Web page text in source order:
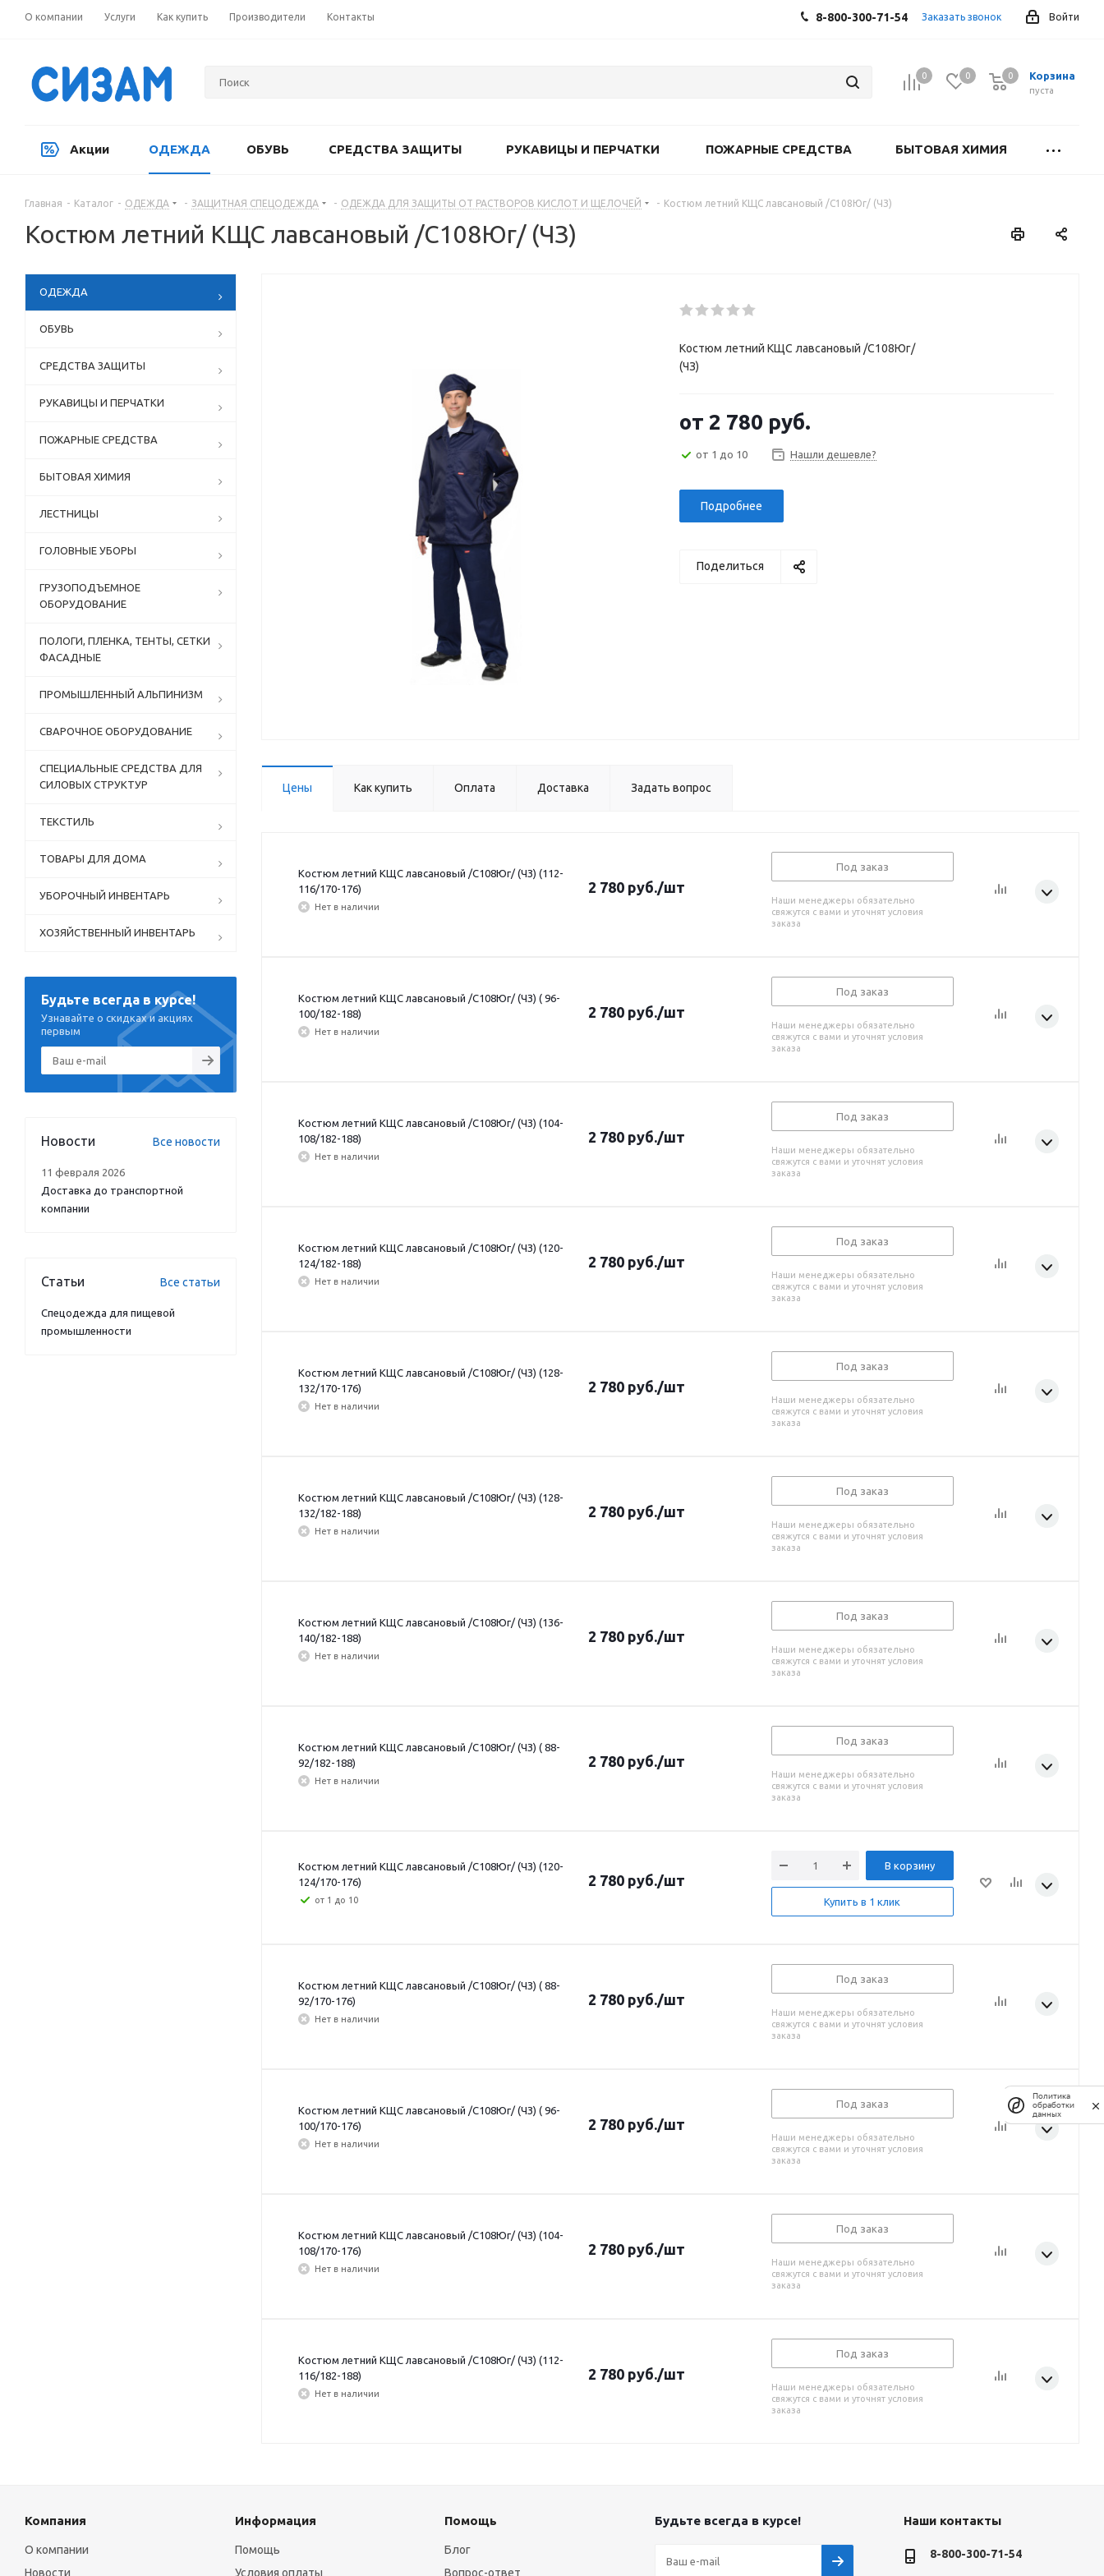
О компании Услуги Как купить Производители Контакты Войти
8-800-300-71-54 Заказать звонок
0 0 Корзина
0
пуста
0
Акции ОДЕЖДА ОБУВЬ СРЕДСТВА ЗАЩИТЫ РУКАВИЦЫ И ПЕРЧАТКИ ПОЖАРНЫЕ СРЕДСТВА БЫТОВАЯ ХИМИЯ
Главная - Каталог - ОДЕЖДА - ЗАЩИТНАЯ СПЕЦОДЕЖДА - ОДЕЖДА ДЛЯ ЗАЩИТЫ ОТ РАСТВОРОВ КИСЛОТ И ЩЕЛОЧЕЙ - Костюм летний КЩС лавсановый /С108Юг/ (ЧЗ)
Костюм летний КЩС лавсановый /С108Юг/ (ЧЗ)
Костюм летний КЩС лавсановый /С108Юг/
(ЧЗ)
от 2 780 руб.
от 1 до 10 Нашли дешевле?
Подробнее
Поделиться
Цены Как купить Оплата Доставка Задать вопрос
Костюм летний КЩС лавсановый /С108Юг/ (ЧЗ) (112-
116/170-176)
Нет в наличии
2 780 руб./шт
Под заказ
Наши менеджеры обязательно
свяжутся с вами и уточнят условия
заказа
Костюм летний КЩС лавсановый /С108Юг/ (ЧЗ) ( 96-
100/182-188)
Нет в наличии
2 780 руб./шт
Под заказ
Наши менеджеры обязательно
свяжутся с вами и уточнят условия
заказа
Костюм летний КЩС лавсановый /С108Юг/ (ЧЗ) (104-
108/182-188)
Нет в наличии
2 780 руб./шт
Под заказ
Наши менеджеры обязательно
свяжутся с вами и уточнят условия
заказа
Костюм летний КЩС лавсановый /С108Юг/ (ЧЗ) (120-
124/182-188)
Нет в наличии
2 780 руб./шт
Под заказ
Наши менеджеры обязательно
свяжутся с вами и уточнят условия
заказа
Костюм летний КЩС лавсановый /С108Юг/ (ЧЗ) (128-
132/170-176)
Нет в наличии
2 780 руб./шт
Под заказ
Наши менеджеры обязательно
свяжутся с вами и уточнят условия
заказа
Костюм летний КЩС лавсановый /С108Юг/ (ЧЗ) (128-
132/182-188)
Нет в наличии
2 780 руб./шт
Под заказ
Наши менеджеры обязательно
свяжутся с вами и уточнят условия
заказа
Костюм летний КЩС лавсановый /С108Юг/ (ЧЗ) (136-
140/182-188)
Нет в наличии
2 780 руб./шт
Под заказ
Наши менеджеры обязательно
свяжутся с вами и уточнят условия
заказа
Костюм летний КЩС лавсановый /С108Юг/ (ЧЗ) ( 88-
92/182-188)
Нет в наличии
2 780 руб./шт
Под заказ
Наши менеджеры обязательно
свяжутся с вами и уточнят условия
заказа
Костюм летний КЩС лавсановый /С108Юг/ (ЧЗ) (120-
124/170-176)
от 1 до 10
2 780 руб./шт
В корзину
Купить в 1 клик
Костюм летний КЩС лавсановый /С108Юг/ (ЧЗ) ( 88-
92/170-176)
Нет в наличии
2 780 руб./шт
Под заказ
Наши менеджеры обязательно
свяжутся с вами и уточнят условия
заказа
Костюм летний КЩС лавсановый /С108Юг/ (ЧЗ) ( 96-
100/170-176)
Нет в наличии
2 780 руб./шт
Под заказ
Наши менеджеры обязательно
свяжутся с вами и уточнят условия
заказа
Костюм летний КЩС лавсановый /С108Юг/ (ЧЗ) (104-
108/170-176)
Нет в наличии
2 780 руб./шт
Под заказ
Наши менеджеры обязательно
свяжутся с вами и уточнят условия
заказа
Костюм летний КЩС лавсановый /С108Юг/ (ЧЗ) (112-
116/182-188)
Нет в наличии
2 780 руб./шт
Под заказ
Наши менеджеры обязательно
свяжутся с вами и уточнят условия
заказа
ОДЕЖДА
ОБУВЬ
СРЕДСТВА ЗАЩИТЫ
РУКАВИЦЫ И ПЕРЧАТКИ
ПОЖАРНЫЕ СРЕДСТВА
БЫТОВАЯ ХИМИЯ
ЛЕСТНИЦЫ
ГОЛОВНЫЕ УБОРЫ
ГРУЗОПОДЪЕМНОЕ
ОБОРУДОВАНИЕ
ПОЛОГИ, ПЛЕНКА, ТЕНТЫ, СЕТКИ
ФАСАДНЫЕ
ПРОМЫШЛЕННЫЙ АЛЬПИНИЗМ
СВАРОЧНОЕ ОБОРУДОВАНИЕ
СПЕЦИАЛЬНЫЕ СРЕДСТВА ДЛЯ
СИЛОВЫХ СТРУКТУР
ТЕКСТИЛЬ
ТОВАРЫ ДЛЯ ДОМА
УБОРОЧНЫЙ ИНВЕНТАРЬ
ХОЗЯЙСТВЕННЫЙ ИНВЕНТАРЬ
Будьте всегда в курсе!
Узнавайте о скидках и акциях
первым
Новости Все новости
11 февраля 2026
Доставка до транспортной
компании
Статьи Все статьи
Спецодежда для пищевой
промышленности
Компания
О компании
Новости
Информация
Помощь
Условия оплаты
Помощь
Блог
Вопрос-ответ
Будьте всегда в курсе! Наши контакты
8-800-300-71-54
Политика
обработки
данных